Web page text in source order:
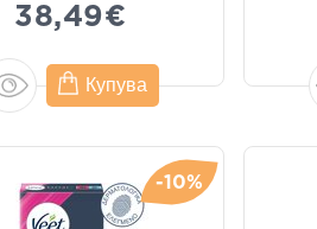
38,49€
Купува
-10%